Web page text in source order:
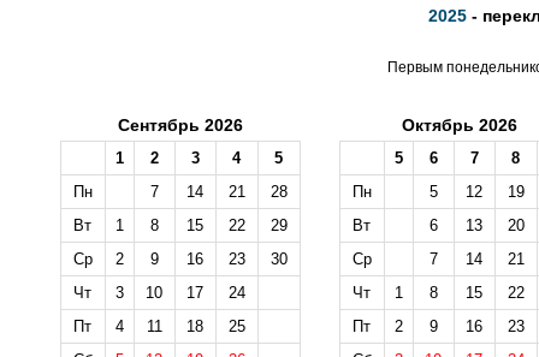
2025 -
Первым
Сентябрь 2026
1 2 3 4
5
Пн
7 14 21
28
Вт
1 8 15 22
29
Ср
2 9 16 23
30
Чт
3 10 17
24
Пт
4 11 18
25
Октябрь 2026
5 6 7
8
Пн
5 12
19
Вт
6 13
20
Ср
7 14
21
Чт
1 8 15
22
Пт
2 9 16
23